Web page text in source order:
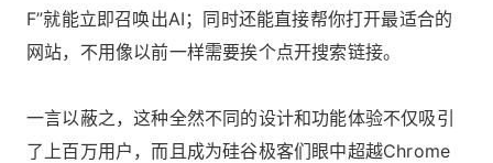
F”就能立即召唤出AI；同时还能直接帮你打开最适合的
网站，不用像以前一样需要挨个点开搜索链接。
一言以蔽之，这种全然不同的设计和功能体验不仅吸引
了上百万用户，而且成为硅谷极客们眼中超越Chrome